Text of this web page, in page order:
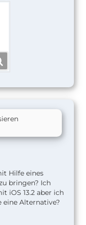
Hilfe eines
bringen? Ich
iOS 13.2 aber ich
eine Alternative?